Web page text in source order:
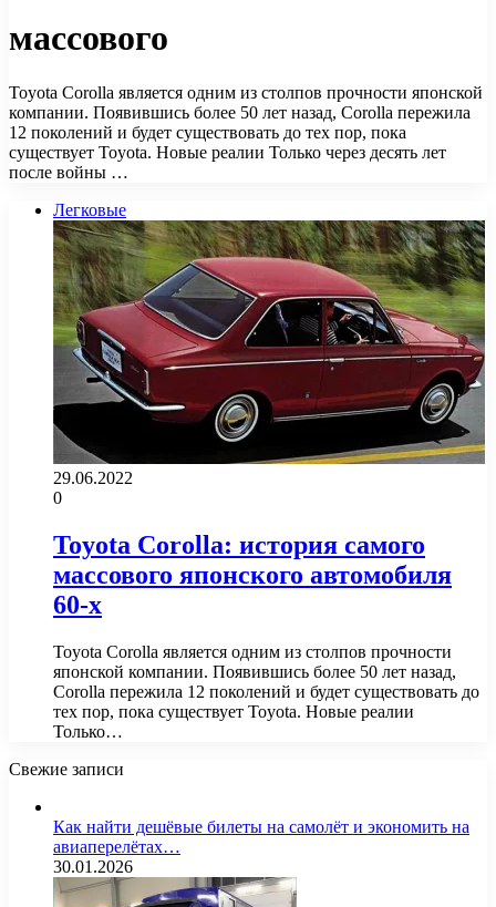
массового
Toyota Corolla является одним из столпов прочности японской
компании. Появившись более 50 лет назад, Corolla пережила
12 поколений и будет существовать до тех пор, пока
существует Toyota. Новые реалии Только через десять лет
после войны …
Легковые
29.06.2022
0
Toyota Corolla: история самого
массового японского автомобиля
60-х
Toyota Corolla является одним из столпов прочности
японской компании. Появившись более 50 лет назад,
Corolla пережила 12 поколений и будет существовать до
тех пор, пока существует Toyota. Новые реалии
Только…
Свежие записи
Как найти дешёвые билеты на самолёт и экономить на
авиаперелётах…
30.01.2026